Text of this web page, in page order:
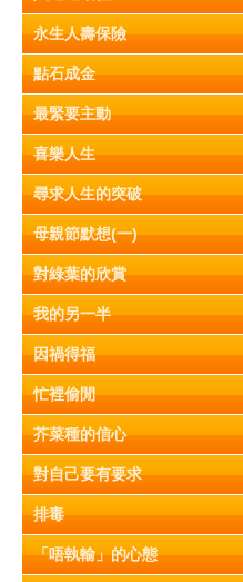
永生人壽保險
點石成金
最緊要主動
喜樂人生
尋求人生的突破
母親節默想(一)
對綠葉的欣賞
我的另一半
因禍得福
忙裡偷閒
芥菜種的信心
對自己要有要求
排毒
「唔執輸」的心態